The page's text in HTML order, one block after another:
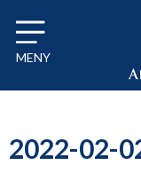
Till innehåll på
MENY
2022-02-